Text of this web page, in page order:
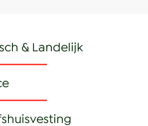
& Landelijk